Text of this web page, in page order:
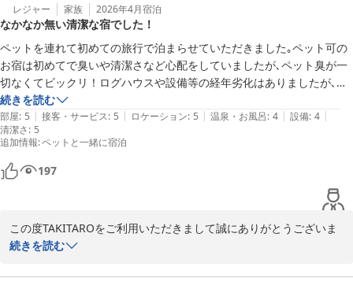
カナディアンログコテージＴＡＫＩＴＡＲＯ
2026-05-08
レジャー 家族 2026年4月宿泊
なかなか無い清潔な宿でした！
ペットを連れて初めての旅行で泊まらせていただきました｡ペット可の
お宿は初めてで臭いや清潔さなど心配をしていましたが､ペット臭が一
切なくてビックリ！ログハウスや設備等の経年劣化はありましたが､掃
除も隅々まで行き届いていてホコリなども気にせずに過ごすことができ
ました｡一般的な旅館やホテルよりも何倍もキレイ！潔癖症気味な私や
愛犬も安心して泊まれたので､また安曇野に行く際には絶対泊まりたい
宿になりました｡他､チェックインがかなり早くなってしまったのです
が､電話をしたら快く受けてくださり､お部屋に着いたら暖房も入れてお
いてくださって嬉しかったです。掃除もですがこういった心くばりをし
ておいてくださる宿はなかなか無いので安曇野へ行く方には本当におす
すめです！
続きを読む
部屋: 5 | 接客・サービス: 5 | ロケーション: 5 | 温泉・お風呂: 4 | 設備: 4 |
清潔さ: 5
追加情報:ペットと一緒に宿泊
197
この度TAKITAROをご利用いただきまして誠にありがとうございま
した。清掃スタッフの励みになる口コミ投稿をありがとうございま
清掃完了後からチェックインまでの間も、スタッフがコテージの状
続きを読む